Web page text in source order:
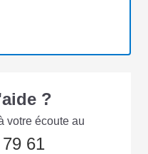
?
votre écoute au
61